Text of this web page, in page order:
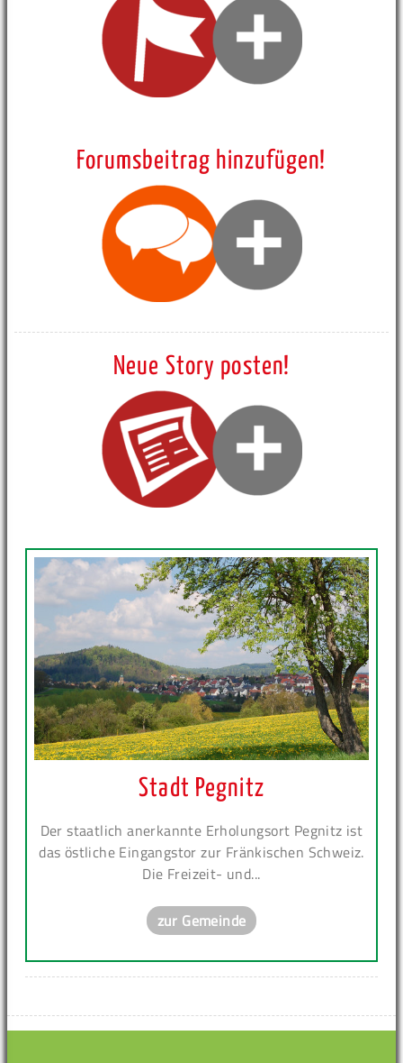
Forumsbeitrag hinzufügen!
Neue Story posten!
Stadt Pegnitz
Der staatlich anerkannte Erholungsort Pegnitz ist
das östliche Eingangstor zur Fränkischen Schweiz.
Die Freizeit- und...
zur Gemeinde